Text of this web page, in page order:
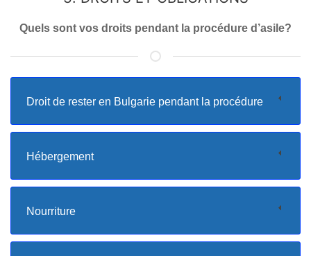
Quels sont vos droits pendant la procédure d’asile?
Droit de rester en Bulgarie pendant la procédure
Hébergement
Nourriture